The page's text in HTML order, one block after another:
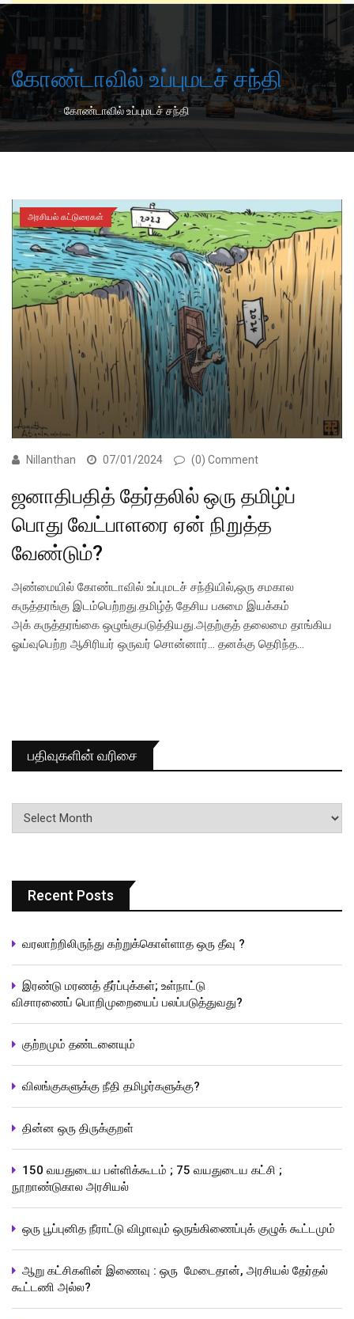
கோண்டாவில் உப்புமடச் சந்தி
Home-கோண்டாவில் உப்புமடச் சந்தி
அரசியல் கட்டுரைகள்
Nillanthan 07/01/2024 (0) Comment
ஜனாதிபதித் தேர்தலில் ஒரு தமிழ்ப்
பொது வேட்பாளரை ஏன் நிறுத்த
வேண்டும்?
அண்மையில் கோண்டாவில் உப்புமடச் சந்தியில்,ஒரு சமகால
கருத்தரங்கு இடம்பெற்றது.தமிழ்த் தேசிய பசுமை இயக்கம்
அக் கருத்தரங்கை ஒழுங்குபடுத்தியது.அதற்குத் தலைமை தாங்கிய
ஓய்வுபெற்ற ஆசிரியர் ஒருவர் சொன்னார்… தனக்கு தெரிந்த…
பதிவுகளின் வரிசை
பதிவுகளின்
வரிசை
Recent Posts
வரலாற்றிலிருந்து கற்றுக்கொள்ளாத ஒரு தீவு ?
இரண்டு மரணத் தீர்ப்புக்கள்; உள்நாட்டு
விசாரணைப் பொறிமுறையைப் பலப்படுத்துவது?
குற்றமும் தண்டனையும்
விலங்குகளுக்கு நீதி தமிழர்களுக்கு?
தின்ன ஒரு திருக்குறள்
150 வயதுடைய பள்ளிக்கூடம் ; 75 வயதுடைய கட்சி ;
நூறாண்டுகால அரசியல்
ஒரு பூப்புனித நீராட்டு விழாவும் ஒருங்கிணைப்புக் குழுக் கூட்டமும்
ஆறு கட்சிகளின் இணைவு : ஒரு மேடைதான், அரசியல் தேர்தல்
கூட்டணி அல்ல?